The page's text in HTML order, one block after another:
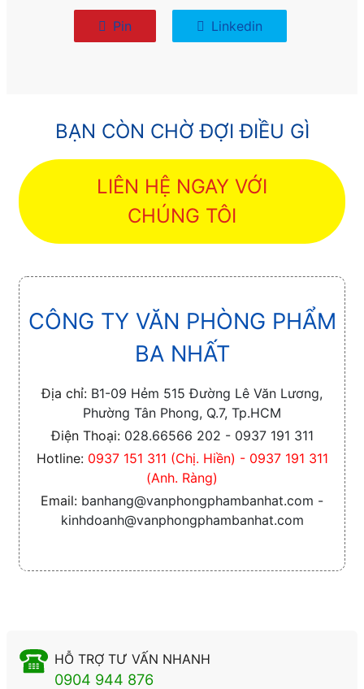
Pin Linkedin
BẠN CÒN CHỜ ĐỢI ĐIỀU GÌ
LIÊN HỆ NGAY VỚI
CHÚNG TÔI
CÔNG TY VĂN PHÒNG PHẨM
BA NHẤT
Địa chỉ: B1-09 Hẻm 515 Đường Lê Văn Lương,
Phường Tân Phong, Q.7, Tp.HCM
Điện Thoại: 028.66566 202 - 0937 191 311
Hotline: 0937 151 311 (Chị. Hiền) - 0937 191 311
(Anh. Ràng)
Email: banhang@vanphongphambanhat.com -
kinhdoanh@vanphongphambanhat.com
HỖ TRỢ TƯ VẤN NHANH
0904 944 876